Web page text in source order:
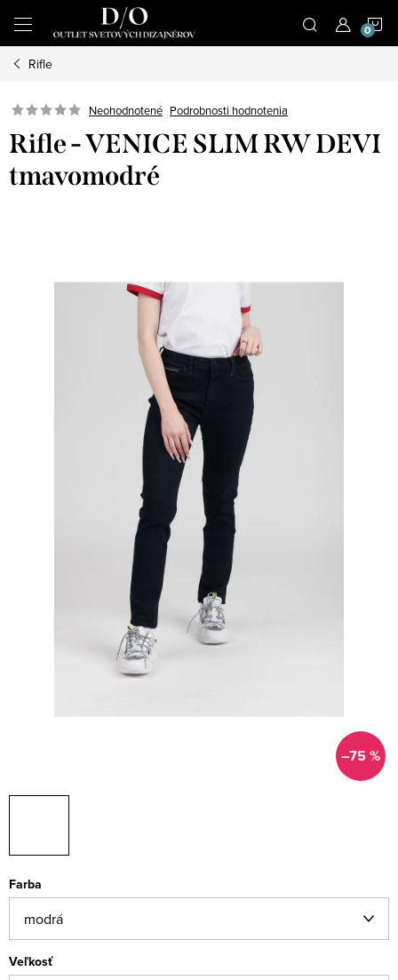
obsah
Rifle
Neohodnotené Podrobnosti hodnotenia
Rifle - VENICE SLIM RW DEVI
tmavomodré
–75 %
Farba
Veľkosť